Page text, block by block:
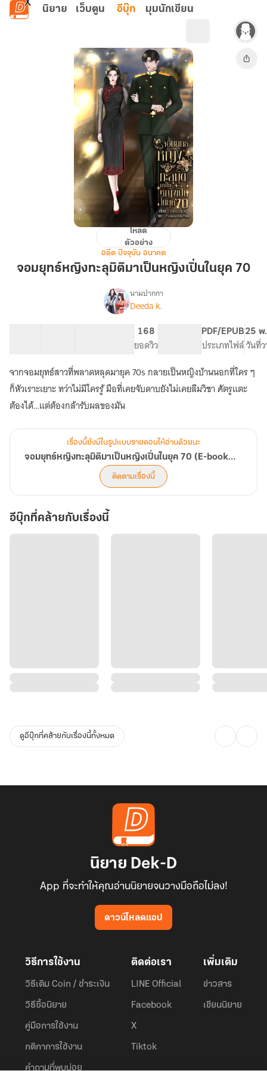
ข้ามไปยังเนื้อหาหลัก
นิยาย เว็บตูน อีบุ๊ก มุมนักเขียน
หญิง
ทะลุ
ยุค
70
โหลด
ตัวอย่าง
อดีต ปัจจุบัน อนาคต
จอมยุทธ์หญิงทะลุมิติมาเป็นหญิงเปิ่นในยุค 70
เรื่อง
ยุทธ์
หญิง
ทะลุ
มา
เป็น
ยุค
70
(E-
book
พร้อม
ขาย
นามปากกา
Deeda k.
168
ยอดวิว
PDF/EPUB
ประเภทไฟล์
25 พ
วันที่
จากจอมยุทธ์สาวที่พลาดหลุดมายุค 70s กลายเป็นหญิงบ้านนอกที่ใคร ๆ
ก็หัวเราะเยาะ ทว่าไม่มีใครรู้ มือที่เคยจับดาบยังไม่เคยลืมวิชา ศัตรูแตะ
ต้องได้…แต่ต้องกล้ารับผลของมัน
เรื่องนี้ยังมีในรูปแบบรายตอนให้อ่านด้วยนะ
จอมยุทธ์หญิงทะลุมิติมาเป็นหญิงเปิ่นในยุค 70 (E-book พร้อมขายแล้ว)
ติดตามเรื่องนี้
อีบุ๊กที่คล้ายกับเรื่องนี้
ดูอีบุ๊กที่คล้ายกับเรื่องนี้ทั้งหมด
นิยาย Dek-D
App ที่จะทำให้คุณอ่านนิยายจนวางมือถือไม่ลง!
ดาวน์โหลดแอป
วิธีการใช้งาน
วิธีเติม Coin / ชำระเงิน
วิธีซื้อนิยาย
คู่มือการใช้งาน
กติกาการใช้งาน
คำถามที่พบบ่อย
ติดต่อเรา
LINE Official
Facebook
X
Tiktok
เพิ่มเติม
ข่าวสาร
เขียนนิยาย